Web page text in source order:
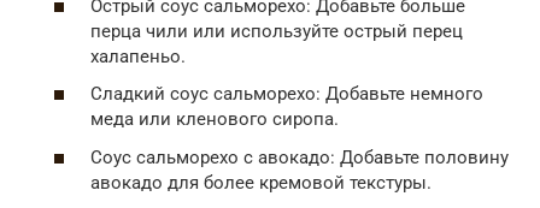
Острый соус сальморехо: Добавьте больше
перца чили или используйте острый перец
халапеньо.
Сладкий соус сальморехо: Добавьте немного
меда или кленового сиропа.
Соус сальморехо с авокадо: Добавьте половину
авокадо для более кремовой текстуры.